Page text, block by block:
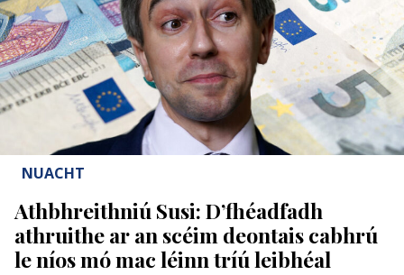
NUACHT
Athbhreithniú Susi: D’fhéadfadh
athruithe ar an scéim deontais cabhrú
le níos mó mac léinn tríú leibhéal